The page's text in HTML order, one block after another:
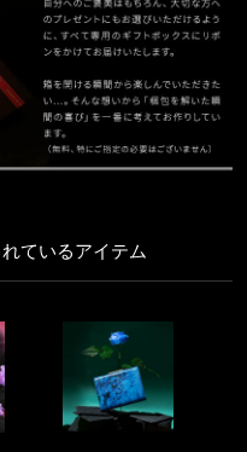
ているアイテム